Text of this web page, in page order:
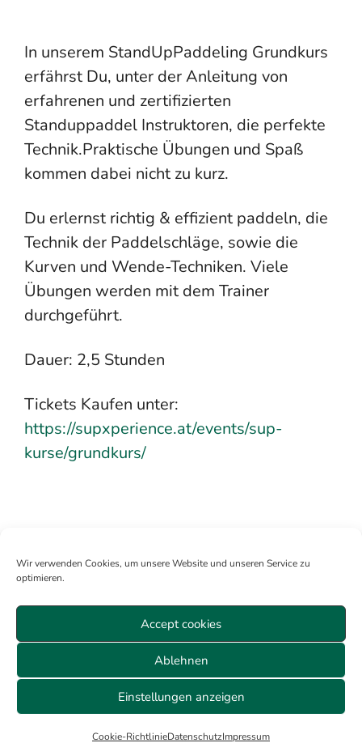
Wir verwenden Cookies, um unsere Website und unseren Service zu
optimieren.
Accept cookies
Ablehnen
Einstellungen anzeigen
Cookie-RichtlinieDatenschutzImpressum
In unserem StandUpPaddeling Grundkurs
erfährst Du, unter der Anleitung von
erfahrenen und zertifizierten
Standuppaddel Instruktoren, die perfekte
Technik.Praktische Übungen und Spaß
kommen dabei nicht zu kurz.
Du erlernst richtig & effizient paddeln, die
Technik der Paddelschläge, sowie die
Kurven und Wende-Techniken. Viele
Übungen werden mit dem Trainer
durchgeführt.
Dauer: 2,5 Stunden
Tickets Kaufen unter:
https://supxperience.at/events/sup-
kurse/grundkurs/
Mitglied werden Anmelden Über uns
Sitemap
Veranstaltungen Wien
Datenschutz
Cookie-Richtlinie (EU)
Impressum
© 2026 ALLE RECHTE VORBEHALTEN